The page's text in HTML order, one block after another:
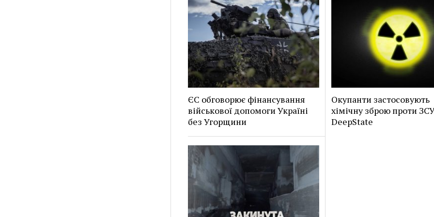
ЄС обговорює фінансування
військової допомоги Україні
без Угорщини
Окупанти застосовують
хімічну зброю проти
DeepState